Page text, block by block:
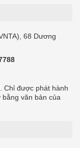
68 Dương
Chỉ được phát hành
bằng văn bản của